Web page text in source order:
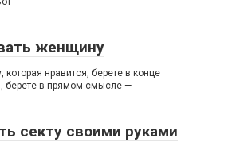
женщину
нравится, берете в конце
берете в прямом смысле —
секту своими руками